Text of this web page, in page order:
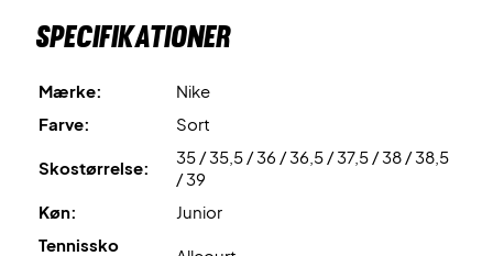
behagelig pasform – også under lange kampe og
Giv dit barn de bedste betingelser – køb Nike Crosscourt
Farve:
Specifikationer
Mærke:
Nike
Farve:
Sort
Skostørrelse:
35 / 35,5 / 36 / 36,5 / 37,5 / 38 / 38,5
/ 39
Køn:
Junior
Tennissko